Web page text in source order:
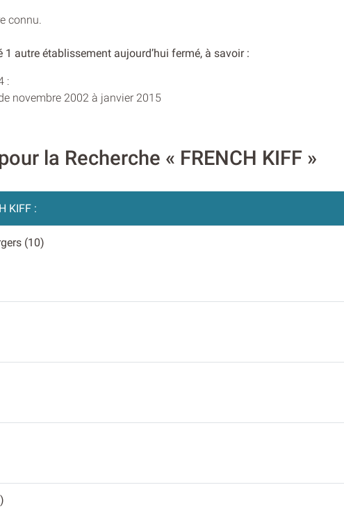
connu.
autre établissement aujourd’hui fermé, à savoir :
:
novembre 2002 à janvier 2015
la Recherche « FRENCH KIFF »
KIFF :
(10)